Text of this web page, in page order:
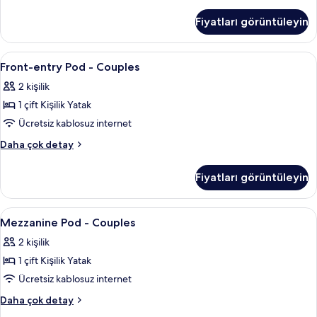
görün
Couples
hakkında
daha
detay
Fiyatları görüntüleyin
Front-
entry
Pod
-
Couples
için
görün
Kaliteli yatak takımı, memory foam
2
Front-entry Pod - Couples
2 kişilik
1 çift Kişilik Yatak
Ücretsiz kablosuz internet
Daha çok detay
Front-
Couples
hakkında
daha
detay
Fiyatları görüntüleyin
Mezzanine
Pod
-
Couples
için
tüm
Kaliteli yatak takımı, memory foam
6
Mezzanine Pod - Couples
2 kişilik
1 çift Kişilik Yatak
Ücretsiz kablosuz internet
Daha çok detay
Mezzanine